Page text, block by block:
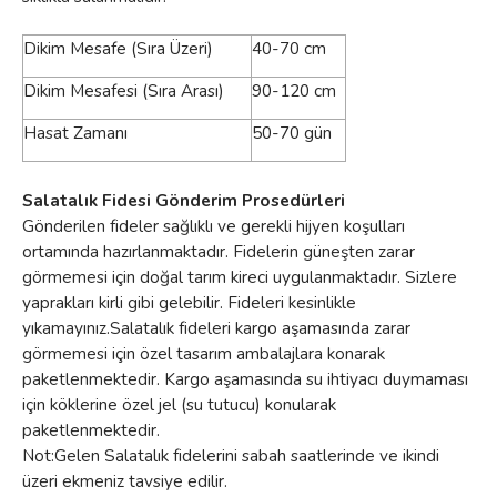
Dikim Mesafe (Sıra Üzeri)
40-70 cm
Dikim Mesafesi (Sıra Arası)
90-120 cm
Hasat Zamanı
50-70 gün
Salatalık Fidesi Gönderim Prosedürleri
Gönderilen fideler sağlıklı ve gerekli hijyen koşulları
ortamında hazırlanmaktadır. Fidelerin güneşten zarar
görmemesi için doğal tarım kireci uygulanmaktadır. Sizlere
yaprakları kirli gibi gelebilir. Fideleri kesinlikle
yıkamayınız.Salatalık fideleri kargo aşamasında zarar
görmemesi için özel tasarım ambalajlara konarak
paketlenmektedir. Kargo aşamasında su ihtiyacı duymaması
için köklerine özel jel (su tutucu) konularak
paketlenmektedir.
Not:Gelen Salatalık fidelerini sabah saatlerinde ve ikindi
üzeri ekmeniz tavsiye edilir.